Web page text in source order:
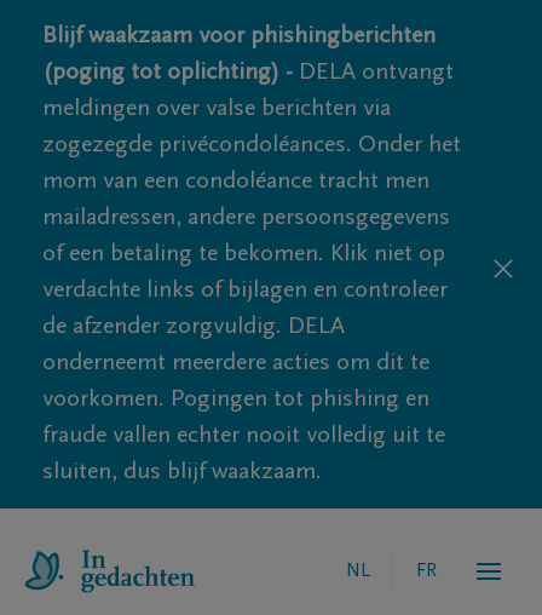
Blijf waakzaam voor phishingberichten
(poging tot oplichting) - DELA ontvangt
meldingen over valse berichten via
zogezegde privécondoléances. Onder het
mom van een condoléance tracht men
mailadressen, andere persoonsgegevens
of een betaling te bekomen. Klik niet op
verdachte links of bijlagen en controleer
de afzender zorgvuldig. DELA
onderneemt meerdere acties om dit te
voorkomen. Pogingen tot phishing en
fraude vallen echter nooit volledig uit te
sluiten, dus blijf waakzaam.
NL FR